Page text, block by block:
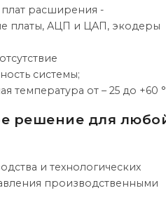
расширения -
платы, АЦП и ЦАП, экодеры
системы;
температура от – 25 до +60
решение для
и технологических
производственными